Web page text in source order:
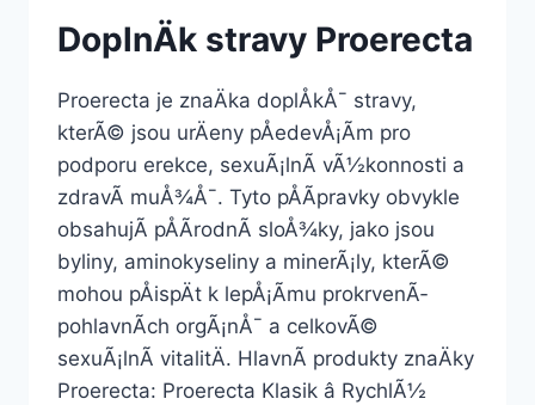
DoplnÄk stravy Proerecta
Proerecta je znaÄka doplÅkÅ¯ stravy,
kterÃ© jsou urÄeny pÅedevÅ¡Ã­m pro
podporu erekce, sexuÃ¡lnÃ­ vÃ½konnosti a
zdravÃ­ muÅ¾Å¯. Tyto pÅÃ­pravky obvykle
obsahujÃ­ pÅÃ­rodnÃ­ sloÅ¾ky, jako jsou
byliny, aminokyseliny a minerÃ¡ly, kterÃ©
mohou pÅispÄt k lepÅ¡Ã­mu prokrvenÃ­
pohlavnÃ­ch orgÃ¡nÅ¯ a celkovÃ©
sexuÃ¡lnÃ­ vitalitÄ. HlavnÃ­ produkty znaÄky
Proerecta: Proerecta Klasik â RychlÃ½